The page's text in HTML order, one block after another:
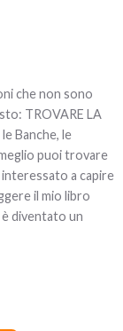
essere rispettati
che non sono
TROVARE LA
Banche, le
puoi trovare
interessato a capire
il mio libro
diventato un